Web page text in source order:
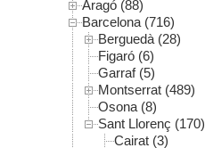
Aragó (88)
Barcelona (716)
Berguedà (28)
Figaró (6)
Garraf (5)
Montserrat (489)
Osona (8)
Sant Llorenç (170)
Cairat (3)